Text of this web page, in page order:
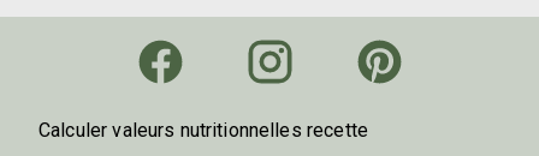
Calculer valeurs nutritionnelles recette